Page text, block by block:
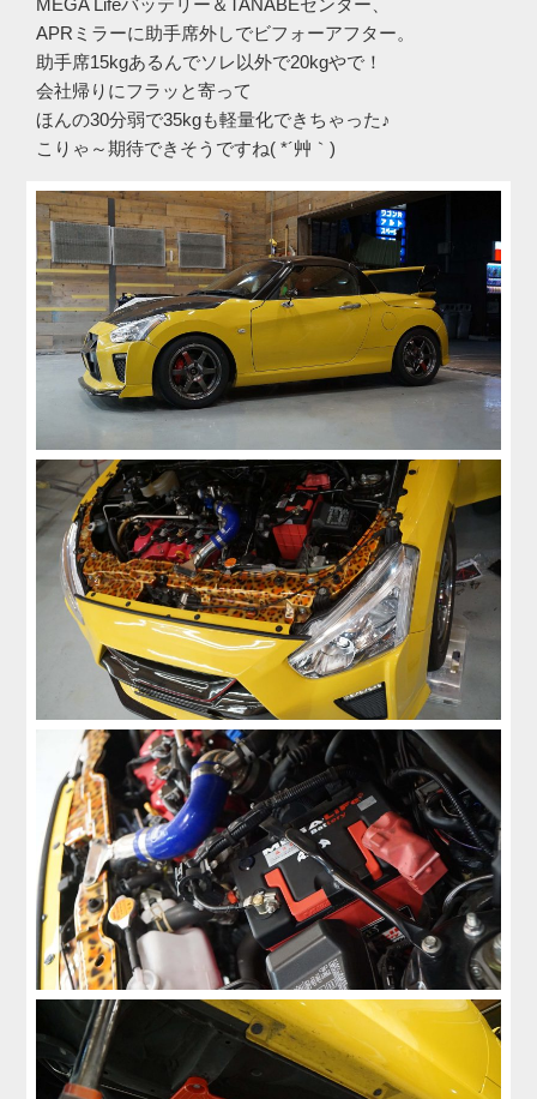
MEGA Lifeバッテリー＆TANABEセンター、
APRミラーに助手席外しでビフォーアフター。
助手席15kgあるんでソレ以外で20kgやで！
会社帰りにフラッと寄って
ほんの30分弱で35kgも軽量化できちゃった♪
こりゃ～期待できそうですね( *´艸｀)